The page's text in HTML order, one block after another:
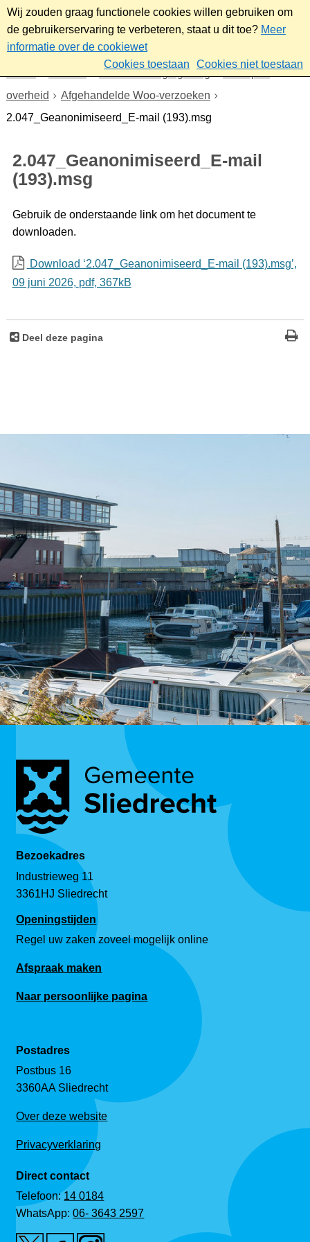
Wij zouden graag functionele cookies willen gebruiken om
de gebruikerservaring te verbeteren, staat u dit toe? Meer
informatie over de cookiewet
Cookies toestaan
Cookies niet toestaan
Beleid- en regelgeving
Wet open
overheid
Afgehandelde Woo-verzoeken
2.047_Geanonimiseerd_E-mail (193).msg
2.047_Geanonimiseerd_E-mail
(193).msg
Gebruik de onderstaande link om het document te
downloaden.
Download ‘2.047_Geanonimiseerd_E-mail (193).msg’,
09 juni 2026, pdf, 367kB
Deel deze pagina
Bezoekadres
Industrieweg 11
3361HJ Sliedrecht
Openingstijden
Regel uw zaken zoveel mogelijk online
Afspraak maken
Naar persoonlijke pagina
Postadres
Postbus 16
3360AA Sliedrecht
Over deze website
Privacyverklaring
Direct contact
Telefoon:14 0184
WhatsApp:06- 3643 2597